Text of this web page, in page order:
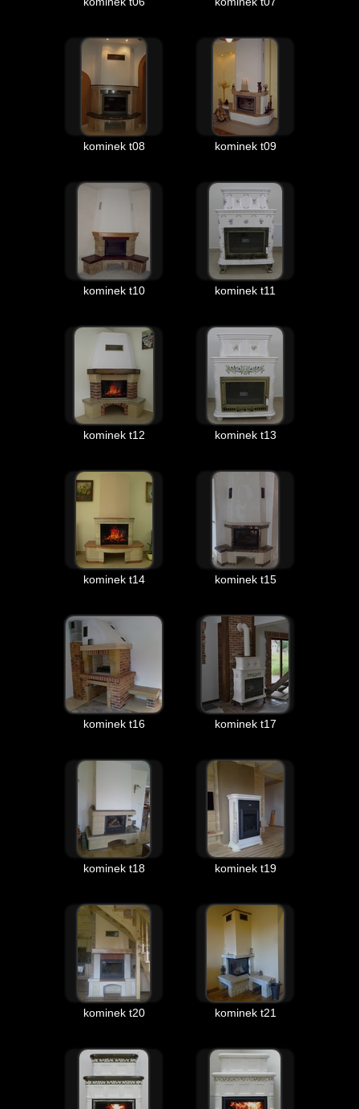
kominek t08 kominek t09
kominek t10 kominek t11
kominek t12 kominek t13
kominek t14 kominek t15
kominek t16 kominek t17
kominek t18 kominek t19
kominek t20 kominek t21